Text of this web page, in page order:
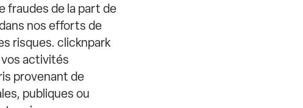
fraudes de la part de
nos efforts de
risques. clicknpark
activités
provenant de
publiques ou